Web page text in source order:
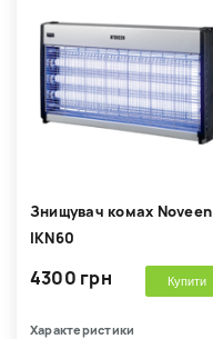
Знищувач комах Noveen
IKN60
4300 грн Купити
Характеристики